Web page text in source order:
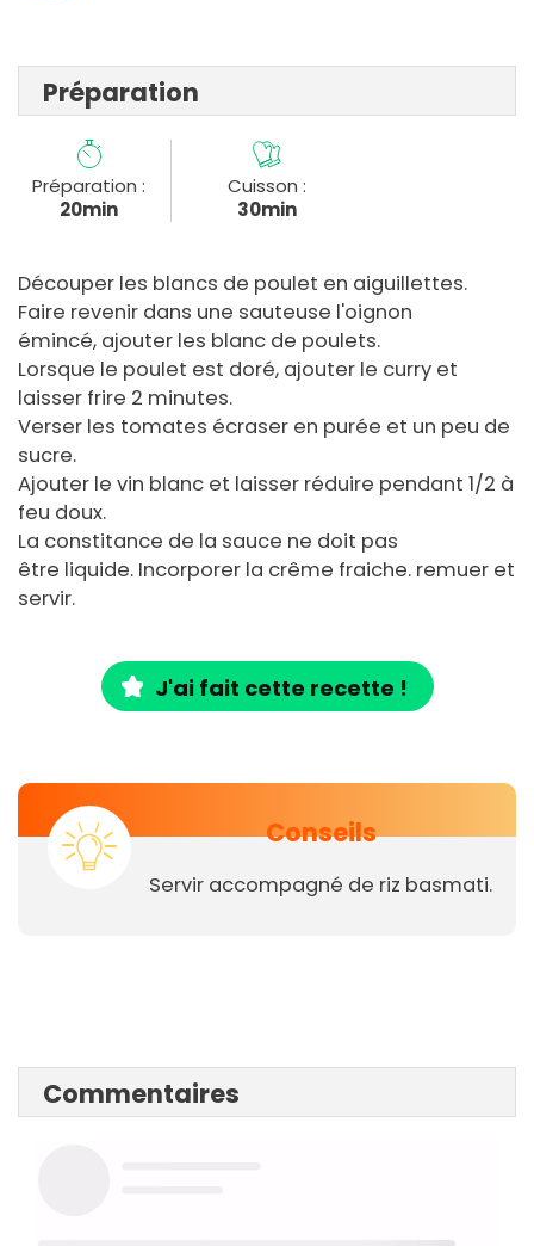
Préparation
Préparation :
20min
Cuisson :
30min
Découper les blancs de poulet en aiguillettes.
Faire revenir dans une sauteuse l'oignon
émincé, ajouter les blanc de poulets.
Lorsque le poulet est doré, ajouter le curry et
laisser frire 2 minutes.
Verser les tomates écraser en purée et un peu de
sucre.
Ajouter le vin blanc et laisser réduire pendant 1/2 à
feu doux.
La constitance de la sauce ne doit pas
être liquide. Incorporer la crême fraiche. remuer et
servir.
J'ai fait cette recette !
Conseils
Servir accompagné de riz basmati.
Commentaires